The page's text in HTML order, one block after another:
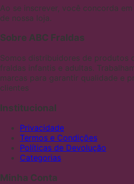
Ao se inscrever, você concorda
de nossa loja.
Sobre ABC Fraldas
Somos distribuidores de produtos
fraldas infantis e adultas.
marcas para garantir qualidade e
clientes
Institucional
Privacidade
Termos e Condições
Políticas de Devolução
Categorias
Minha Conta